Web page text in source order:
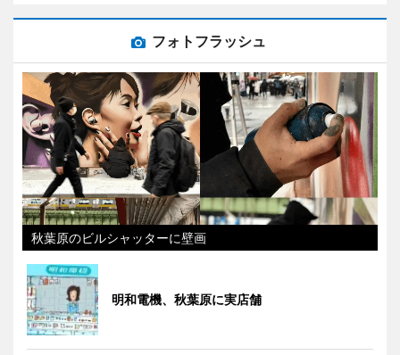
フォトフラッシュ
秋葉原のビルシャッターに壁画
明和電機、秋葉原に実店舗